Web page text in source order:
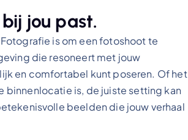
jou past.
is om een fotoshoot te
die resoneert met jouw
en comfortabel kunt poseren. Of het
binnenlocatie is, de juiste setting kan
beelden die jouw verhaal